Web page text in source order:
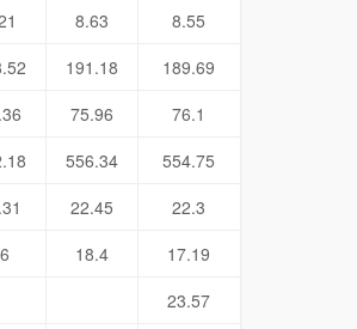
8.63
8.55
191.18
189.69
75.96
76.1
556.34
554.75
22.45
22.3
18.4
17.19
23.57